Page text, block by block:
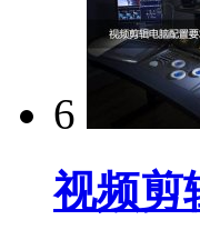
6
视频剪